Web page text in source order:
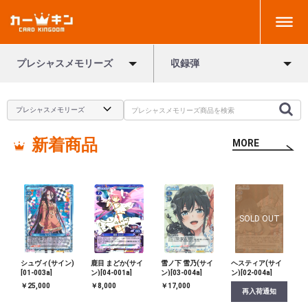
プレシャスメモリーズ 収録弾
新着商品 MORE
シュヴィ(サイン)
[01-003a]
￥25,000
鹿目 まどか(サイ
ン)[04-001a]
￥8,000
雪ノ下 雪乃(サイ
ン)[03-004a]
￥17,000
SOLD OUT
ヘスティア(サイ
ン)[02-004a]
再入荷通知